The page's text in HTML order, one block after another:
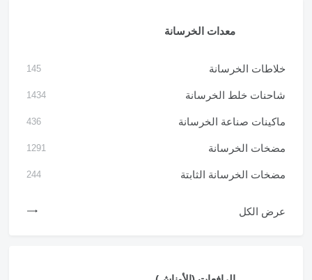
معدات الخرسانة
خلاطات الخرسانة 145
شاحنات خلط الخرسانة 1434
ماكينات صناعة الخرسانة 436
مضخات الخرسانة 1291
مضخات الخرسانة الثابتة 244
عرض الكل